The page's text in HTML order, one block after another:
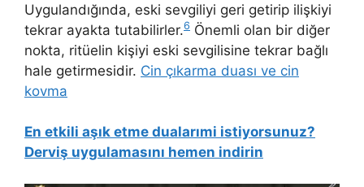
Uygulandığında, eski sevgiliyi geri getirip ilişkiyi
tekrar ayakta tutabilirler.6 Önemli olan bir diğer
nokta, ritüelin kişiyi eski sevgilisine tekrar bağlı
hale getirmesidir. Cin çıkarma duası ve cin
kovma
En etkili aşık etme dualarımi istiyorsunuz?
Derviş uygulamasını hemen indirin